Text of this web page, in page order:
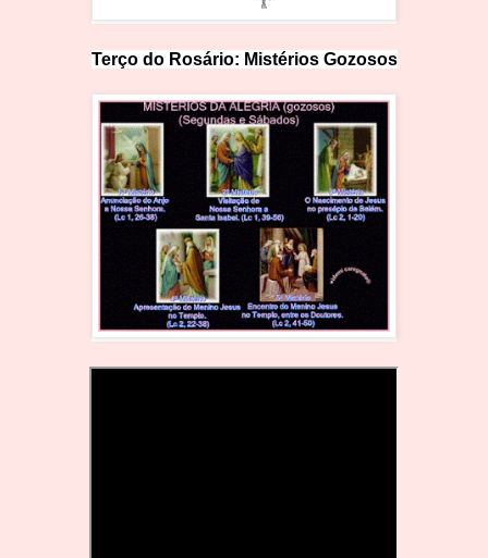
Terço do Rosário: Mistérios Gozosos